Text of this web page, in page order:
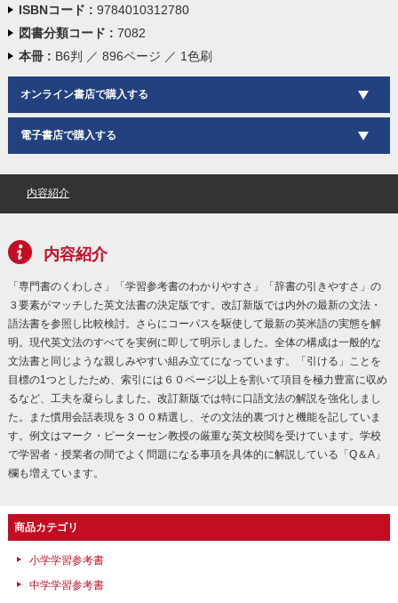
ISBNコード : 9784010312780
図書分類コード : 7082
本冊 : B6判 ／ 896ページ ／ 1色刷
オンライン書店で購入する
電子書店で購入する
内容紹介
内容紹介
「専門書のくわしさ」「学習参考書のわかりやすさ」「辞書の引きやすさ」の
３要素がマッチした英文法書の決定版です。改訂新版では内外の最新の文法・
語法書を参照し比較検討。さらにコーパスを駆使して最新の英米語の実態を解
明。現代英文法のすべてを実例に即して明示しました。全体の構成は一般的な
文法書と同じような親しみやすい組み立てになっています。「引ける」ことを
目標の1つとしたため、索引には６０ページ以上を割いて項目を極力豊富に収め
るなど、工夫を凝らしました。改訂新版では特に口語文法の解説を強化しまし
た。また慣用会話表現を３００精選し、その文法的裏づけと機能を記していま
す。例文はマーク・ピーターセン教授の厳重な英文校閲を受けています。学校
で学習者・授業者の間でよく問題になる事項を具体的に解説している「Q＆A」
欄も増えています。
商品カテゴリ
小学学習参考書
中学学習参考書